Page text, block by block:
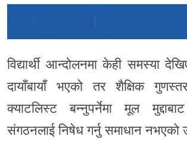
विद्यार्थी आन्दोलनमा केही समस्या
दायाँबायाँ भएको तर शैक्षिक
क्याटलिस्ट बन्नुपर्नेमा मूल
संगठनलाई निषेध गर्नु समाधान नभएको